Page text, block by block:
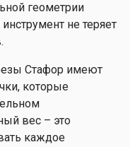
геометрии
не теряет
Стафор имеют
которые
вес – это
каждое